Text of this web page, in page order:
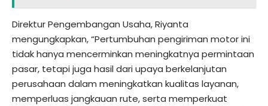
Direktur Pengembangan Usaha, Riyanta
mengungkapkan, “Pertumbuhan pengiriman motor ini
tidak hanya mencerminkan meningkatnya permintaan
pasar, tetapi juga hasil dari upaya berkelanjutan
perusahaan dalam meningkatkan kualitas layanan,
memperluas jangkauan rute, serta memperkuat